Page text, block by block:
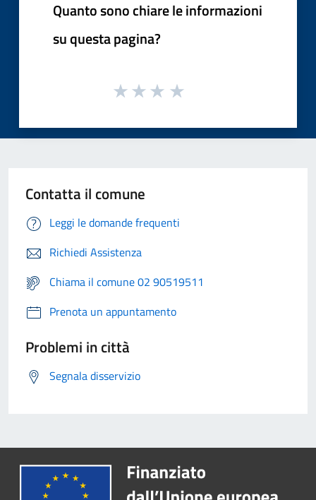
Quanto sono chiare le informazioni
su questa pagina?
Contatta il comune
Leggi le domande frequenti
Richiedi Assistenza
Chiama il comune 02 90519511
Prenota un appuntamento
Problemi in città
Segnala disservizio